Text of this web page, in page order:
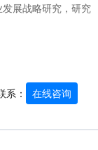
展战略研究，研究
系： 在线咨询